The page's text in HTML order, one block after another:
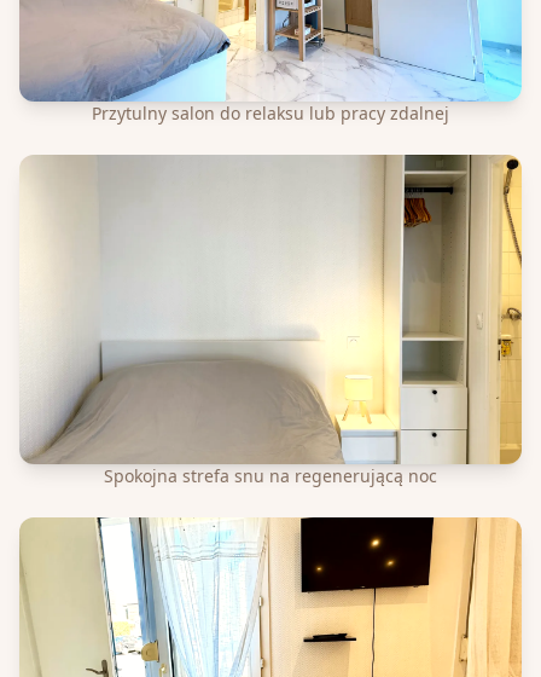
Przytulny salon do relaksu lub pracy zdalnej
Spokojna strefa snu na regenerującą noc